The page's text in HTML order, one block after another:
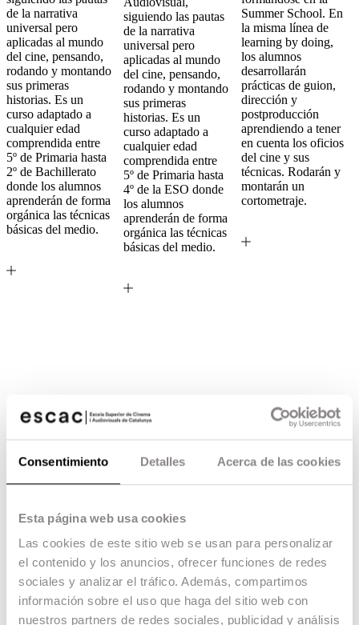
Consentimiento Detalles Acerca de las cookies
Esta página web usa cookies
Las cookies de este sitio web se usan para personalizar
el contenido y los anuncios, ofrecer funciones de redes
sociales y analizar el tráfico. Además, compartimos
información sobre el uso que haga del sitio web con
nuestros partners de redes sociales, publicidad y análisis
de la narrativa
universal pero
aplicadas al mundo
del cine, pensando,
rodando y montando
sus primeras
historias. Es un
curso adaptado a
cualquier edad
comprendida entre
5º de Primaria hasta
2º de Bachillerato
donde los alumnos
aprenderán de forma
orgánica las técnicas
básicas del medio.
siguiendo las pautas
de la narrativa
universal pero
aplicadas al mundo
del cine, pensando,
rodando y montando
sus primeras
historias. Es un
curso adaptado a
cualquier edad
comprendida entre
5º de Primaria hasta
4º de la ESO donde
los alumnos
aprenderán de forma
orgánica las técnicas
básicas del medio.
Summer School. En
la misma línea de
learning by doing,
los alumnos
desarrollarán
prácticas de guion,
dirección y
postproducción
aprendiendo a tener
en cuenta los oficios
del cine y sus
técnicas. Rodarán y
montarán un
cortometraje.
Intermediate